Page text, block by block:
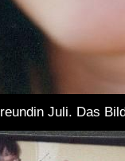
Juli. Das